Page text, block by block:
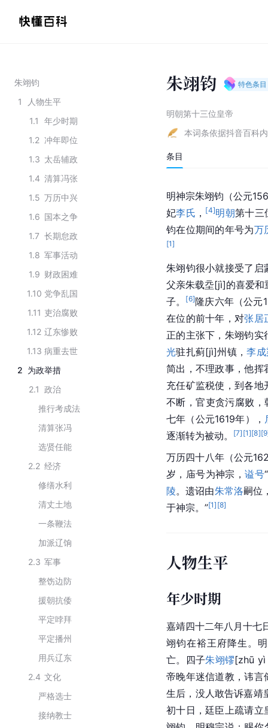
朱翊钧
1
人物生平
1.1
年少时期
1.2 冲年即位
1.3 太岳辅政
1.4 清算冯张
1.5 万历中兴
1.6 国本之争
1.7 长期怠政
1.8 军事活动
1.9 财政困难
1.10 党争乱国
1.11 吏治腐败
1.12 辽东惨败
1.13 病重去世
2 为政举措
2.1 政治
推行考成法
清算张冯
选贤任能
2.2 经济
修缮水利
清丈土地
一条鞭法
加派辽饷
2.3 军事
整饬边防
援朝抗倭
平定哱拜
平定播州
用兵辽东
2.4 文化
严格选士
接纳教士
朱翊钧 特色条目
明朝第十三位皇帝
本词条依据抖音百科
条目
明神宗朱翊钧（公元
妃李氏 ， [4]明朝第十三
钧在位期间的年号为万
[1]
朱翊钧很小就接受了启
父亲朱载坖[jì]的喜爱和
子。
[6]隆庆六年（公元
在位的前十年，对张居
正的主张下，朱翊钧实
光驻扎蓟[jì]州镇，李
简出，不理政事，他挥
充任矿监税使，到各
不断，官吏贪污腐败，
七年（公元1619年），
逐渐转为被动。
[7] [1][8][9
万历四十八年（公元
岁，庙号为神宗，谥号
陵。遗诏由朱常洛嗣位
于神宗。”[1] [8]
人物生平
年少时期
嘉靖四十二年八月十七
翊钧在裕王府降生。
亡。四子朱翊镠[zhū yì
帝晚年迷信道教，讳言
生后，没人敢告诉嘉靖
初十日，廷臣上疏请立